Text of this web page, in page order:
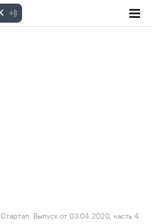
Стартап. Выпуск от 03.04.2020, часть 4